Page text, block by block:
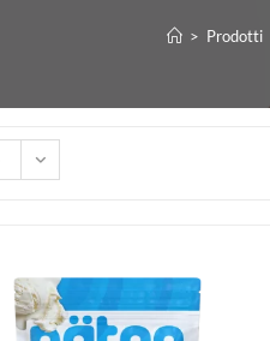
> Prodotti